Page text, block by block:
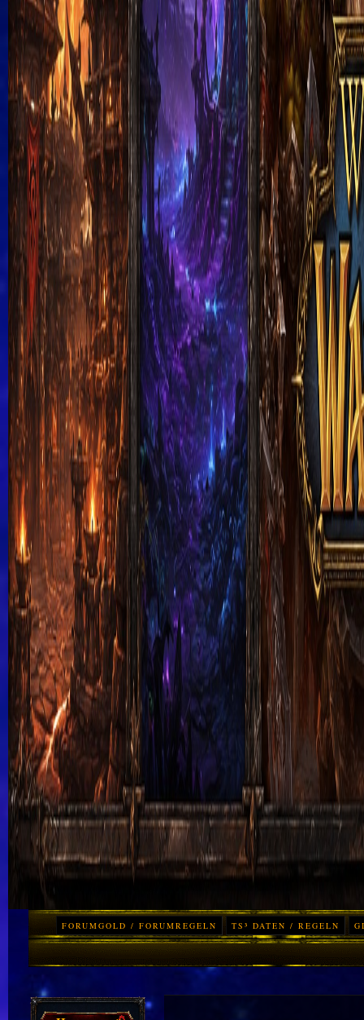
FORUMGOLD / FORUMREGELN TS³ DATEN / REGELN